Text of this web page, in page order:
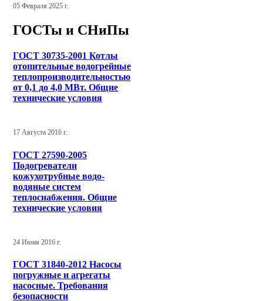
05 Февраля 2025 г.
ГОСТы и СНиПы
ГОСТ 30735-2001 Котлы
отопительные водогрейные
теплопроизводительностью
от 0,1 до 4,0 МВт. Общие
технические условия
17 Августа 2016 г.
ГОСТ 27590-2005
Подогреватели
кожухотрубные водо-
водяные систем
теплоснабжения. Общие
технические условия
24 Июня 2016 г.
ГОСТ 31840-2012 Насосы
погружные и агрегаты
насосные. Требования
безопасности